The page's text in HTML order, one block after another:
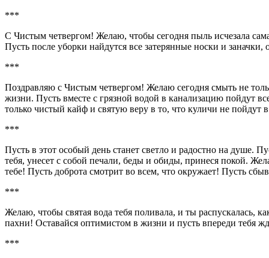
***
С Чистым четвергом! Желаю, чтобы сегодня пыль исчезала
Пусть после уборки найдутся все затерянные носки и
***
Поздравляю с Чистым четвергом! Желаю сегодня смыть не
жизни. Пусть вместе с грязной водой в канализацию пойдут
только чистый кайф и святую веру в то, что куличи не пойдут
***
Пусть в этот особый день станет светло и радостно на душе.
тебя, унесет с собой печали, беды и обиды, принеся покой.
тебе! Пусть доброта смотрит во всем, что окружает! Пусть
***
Желаю, чтобы святая вода тебя поливала, и ты распускалась,
пахни! Оставайся оптимистом в жизни и пусть впереди тебя
***